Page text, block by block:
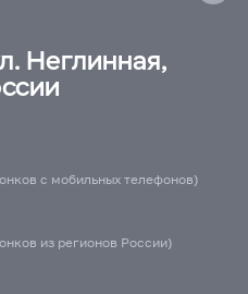
Неглинная,
с мобильных телефонов)
из регионов России)